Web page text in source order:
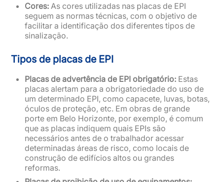
Cores: As cores utilizadas nas placas de EPI
seguem as normas técnicas, com o objetivo de
facilitar a identificação dos diferentes tipos de
sinalização.
Tipos de placas de EPI
Placas de advertência de EPI obrigatório: Estas
placas alertam para a obrigatoriedade do uso de
um determinado EPI, como capacete, luvas, botas,
óculos de proteção, etc. Em obras de grande
porte em Belo Horizonte, por exemplo, é comum
que as placas indiquem quais EPIs são
necessários antes de o trabalhador acessar
determinadas áreas de risco, como locais de
construção de edifícios altos ou grandes
reformas.